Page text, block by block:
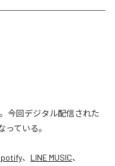
。今回デジタル配信された
っている。
、 LINE MUSIC、